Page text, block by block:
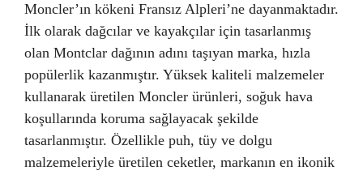
Moncler’ın kökeni Fransız Alpleri’ne dayanmaktadır.
İlk olarak dağcılar ve kayakçılar için tasarlanmış
olan Montclar dağının adını taşıyan marka, hızla
popülerlik kazanmıştır. Yüksek kaliteli malzemeler
kullanarak üretilen Moncler ürünleri, soğuk hava
koşullarında koruma sağlayacak şekilde
tasarlanmıştır. Özellikle puh, tüy ve dolgu
malzemeleriyle üretilen ceketler, markanın en ikonik